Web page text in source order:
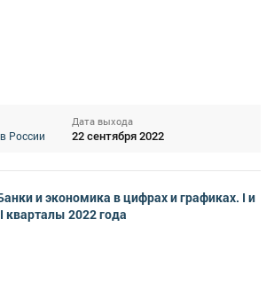
России
Дата выхода
22 сентября 2022
и экономика в цифрах и графиках. I и
кварталы 2022 года